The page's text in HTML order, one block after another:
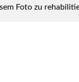
Foto zu